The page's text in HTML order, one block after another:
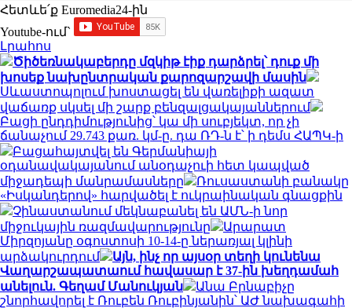
Հետևե՛ք Euromedia24-ին
Youtube-ում`
Լրահոս
Ծիծեռնակաբերդը մզկիթ էիք դարձրել՝ դուք մի
խոսեք նախընտրական քարոզարշավի մասին
Սևաստոպոլում խոստացել են վառելիքի ազատ
վաճառք սկսել մի շարք բենզալցակայաններում
Բացի ընդդիմությունից՝ կա մի սուբյեկտ, որ չի
ճանաչում 29.743 քառ. կմ-ը. դա ՌԴ-ն է՝ ի դեմս ՀԱՊԿ-ի
Բացահայտվել են Գերմանիայի
օդանավակայանում անօդաչուի հետ կապված
միջադեպի մանրամասները
Ռուսաստանի բանակը
«Իսկանդերով» հարվածել է ուկրաինական գնացքին
Չինաստանում մեկնաբանել են ԱՄՆ-ի նոր
միջուկային ռազմավարությունը
Արարատ
Միրզոյանը օգոստոսի 10-14-ը ներառյալ կլինի
արձակուրդում
Այն, ինչ որ այսօր տեղի կունենա
Վաղարշապատաում հավասար է 37-ին խեղդամահ
անելուն. Գեղամ Մանուկյան
Անա Բրնաբիչը
շնորհավորել է Ռուբեն Ռուբինյանին՝ ԱԺ նախագահի